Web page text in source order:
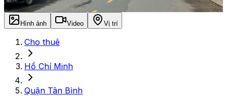
Hình ảnh Video Vị trí
Cho thuê
Hồ Chí Minh
Quận Tân Bình